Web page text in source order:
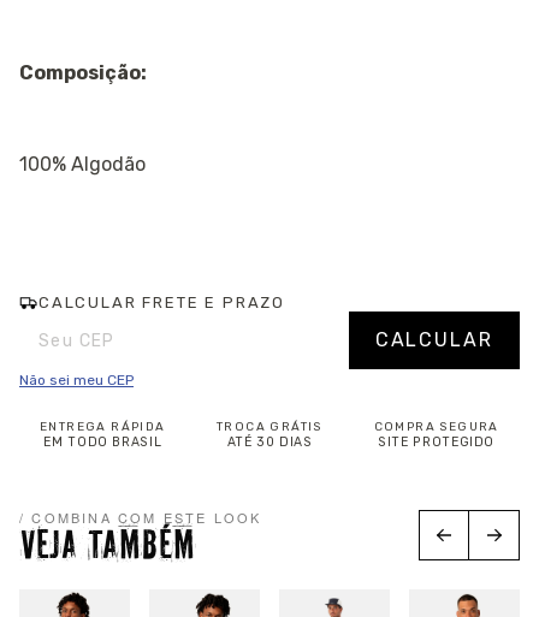
Composição:
100% Algodão
CALCULAR FRETE E PRAZO
Entregas para o CEP: Alterar CEP
CALCULAR
Não sei meu CEP
ENTREGA RÁPIDA
EM TODO BRASIL
TROCA GRÁTIS
ATÉ 30 DIAS
COMPRA SEGURA
SITE PROTEGIDO
/ COMBINA COM ESTE LOOK
VEJA TAMBÉM